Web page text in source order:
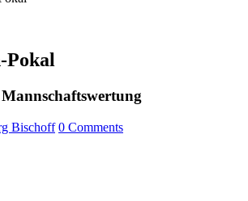
Pokal
Bischoff 0 Comments